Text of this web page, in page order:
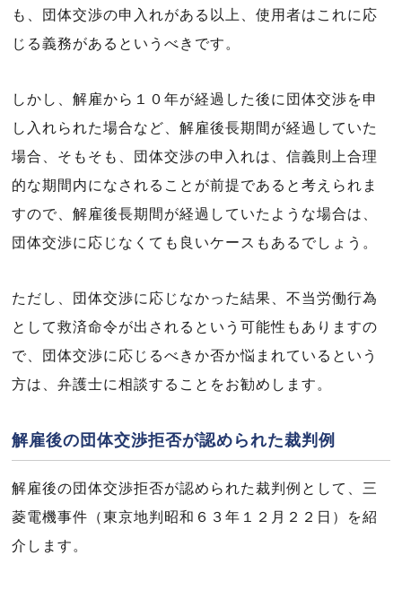
も、団体交渉の申入れがある以上、使用者はこれに応
じる義務があるというべきです。
しかし、解雇から１０年が経過した後に団体交渉を申
し入れられた場合など、解雇後長期間が経過していた
場合、そもそも、団体交渉の申入れは、信義則上合理
的な期間内になされることが前提であると考えられま
すので、解雇後長期間が経過していたような場合は、
団体交渉に応じなくても良いケースもあるでしょう。
ただし、団体交渉に応じなかった結果、不当労働行為
として救済命令が出されるという可能性もありますの
で、団体交渉に応じるべきか否か悩まれているという
方は、弁護士に相談することをお勧めします。
解雇後の団体交渉拒否が認められた裁判例
解雇後の団体交渉拒否が認められた裁判例として、三
菱電機事件（東京地判昭和６３年１２月２２日）を紹
介します。